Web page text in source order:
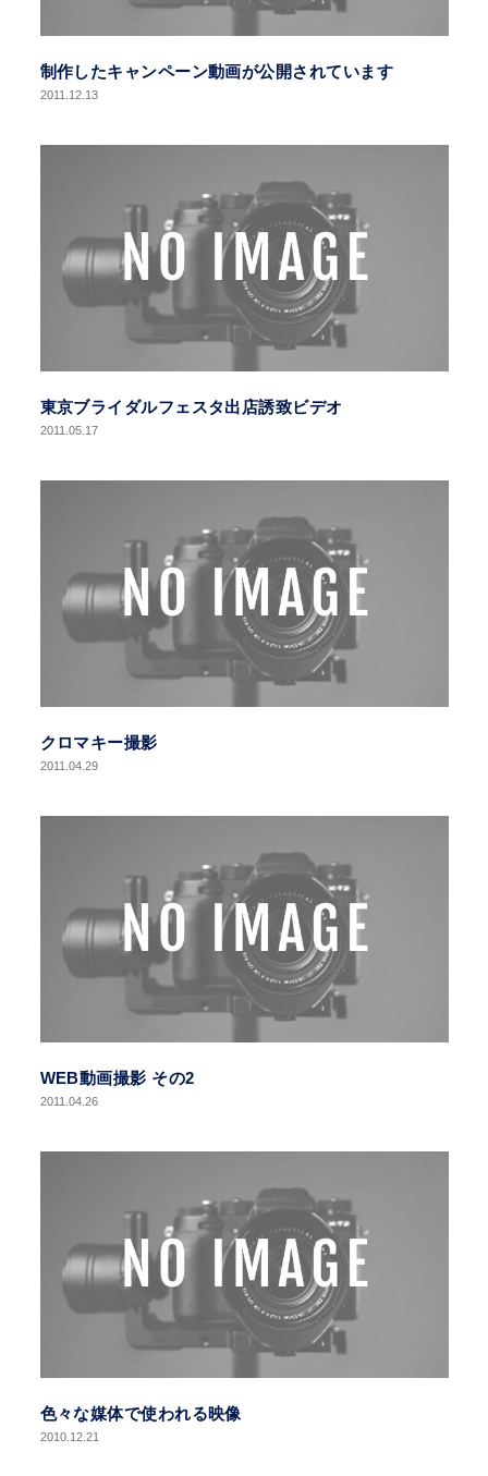
制作したキャンペーン動画が公開されています
2011.12.13
東京ブライダルフェスタ出店誘致ビデオ
2011.05.17
クロマキー撮影
2011.04.29
WEB動画撮影 その2
2011.04.26
色々な媒体で使われる映像
2010.12.21